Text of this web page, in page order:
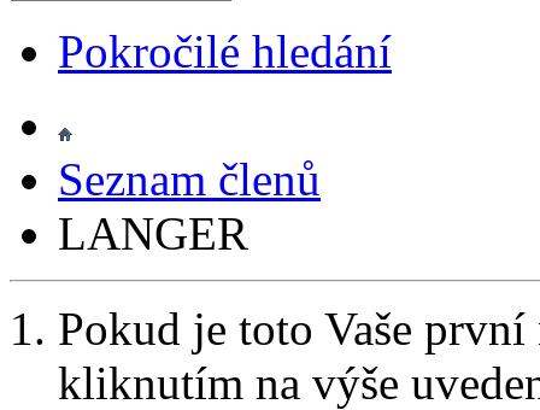
Pokročilé hledání
Seznam členů
LANGER
Pokud je toto Vaše
kliknutím na výše